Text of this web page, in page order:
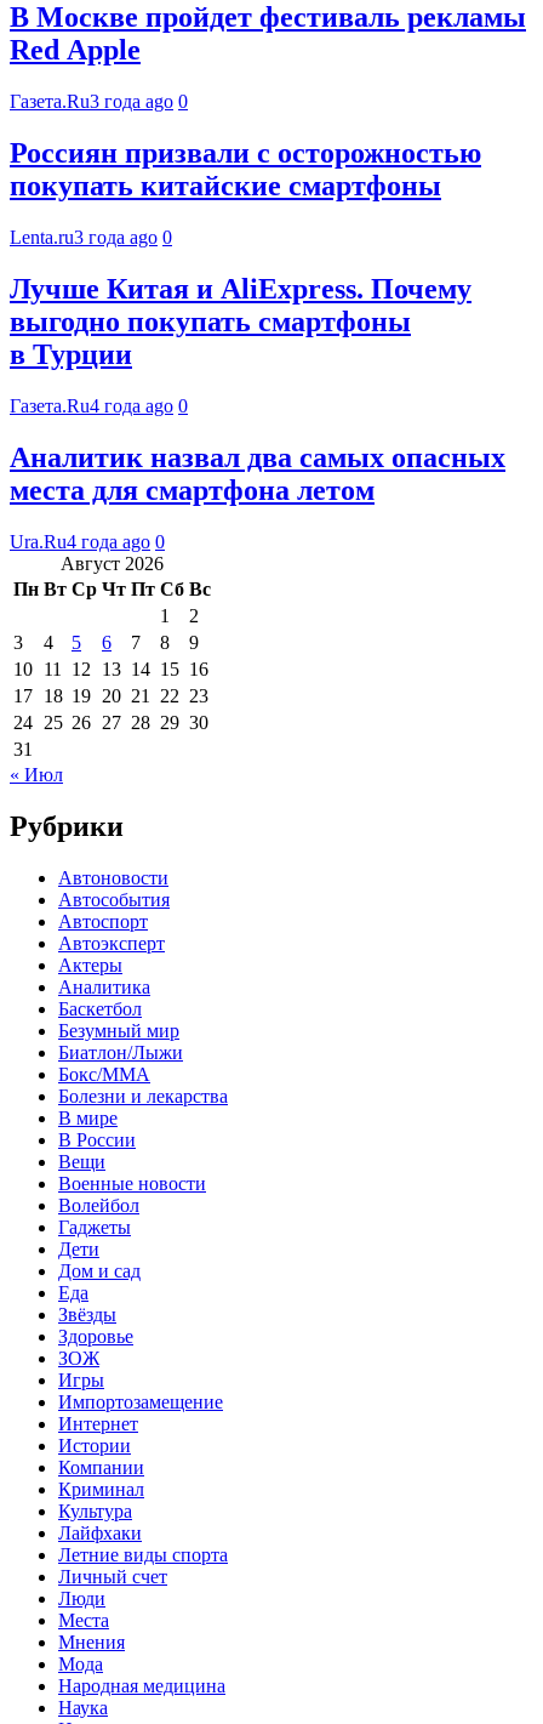
В Москве пройдет фестиваль рекламы
Red Apple
Газета.Ru3 года ago 0
Россиян призвали с осторожностью
покупать китайские смартфоны
Lenta.ru3 года ago 0
Лучше Китая и AliExpress. Почему
выгодно покупать смартфоны
в Турции
Газета.Ru4 года ago 0
Аналитик назвал два самых опасных
места для смартфона летом
Ura.Ru4 года ago 0
Август 2026
Пн Вт Ср Чт Пт Сб Вс
1
2
3
4 5 6 7 8
9
10 11 12 13 14 15 16
17 18 19 20 21 22 23
24 25 26 27 28 29 30
31
« Июл
Рубрики
Автоновости
Автособытия
Автоспорт
Автоэксперт
Актеры
Аналитика
Баскетбол
Безумный мир
Биатлон/Лыжи
Бокс/MMA
Болезни и лекарства
В мире
В России
Вещи
Военные новости
Волейбол
Гаджеты
Дети
Дом и сад
Еда
Звёзды
Здоровье
ЗОЖ
Игры
Импортозамещение
Интернет
Истории
Компании
Криминал
Культура
Лайфхаки
Летние виды спорта
Личный счет
Люди
Места
Мнения
Мода
Народная медицина
Наука